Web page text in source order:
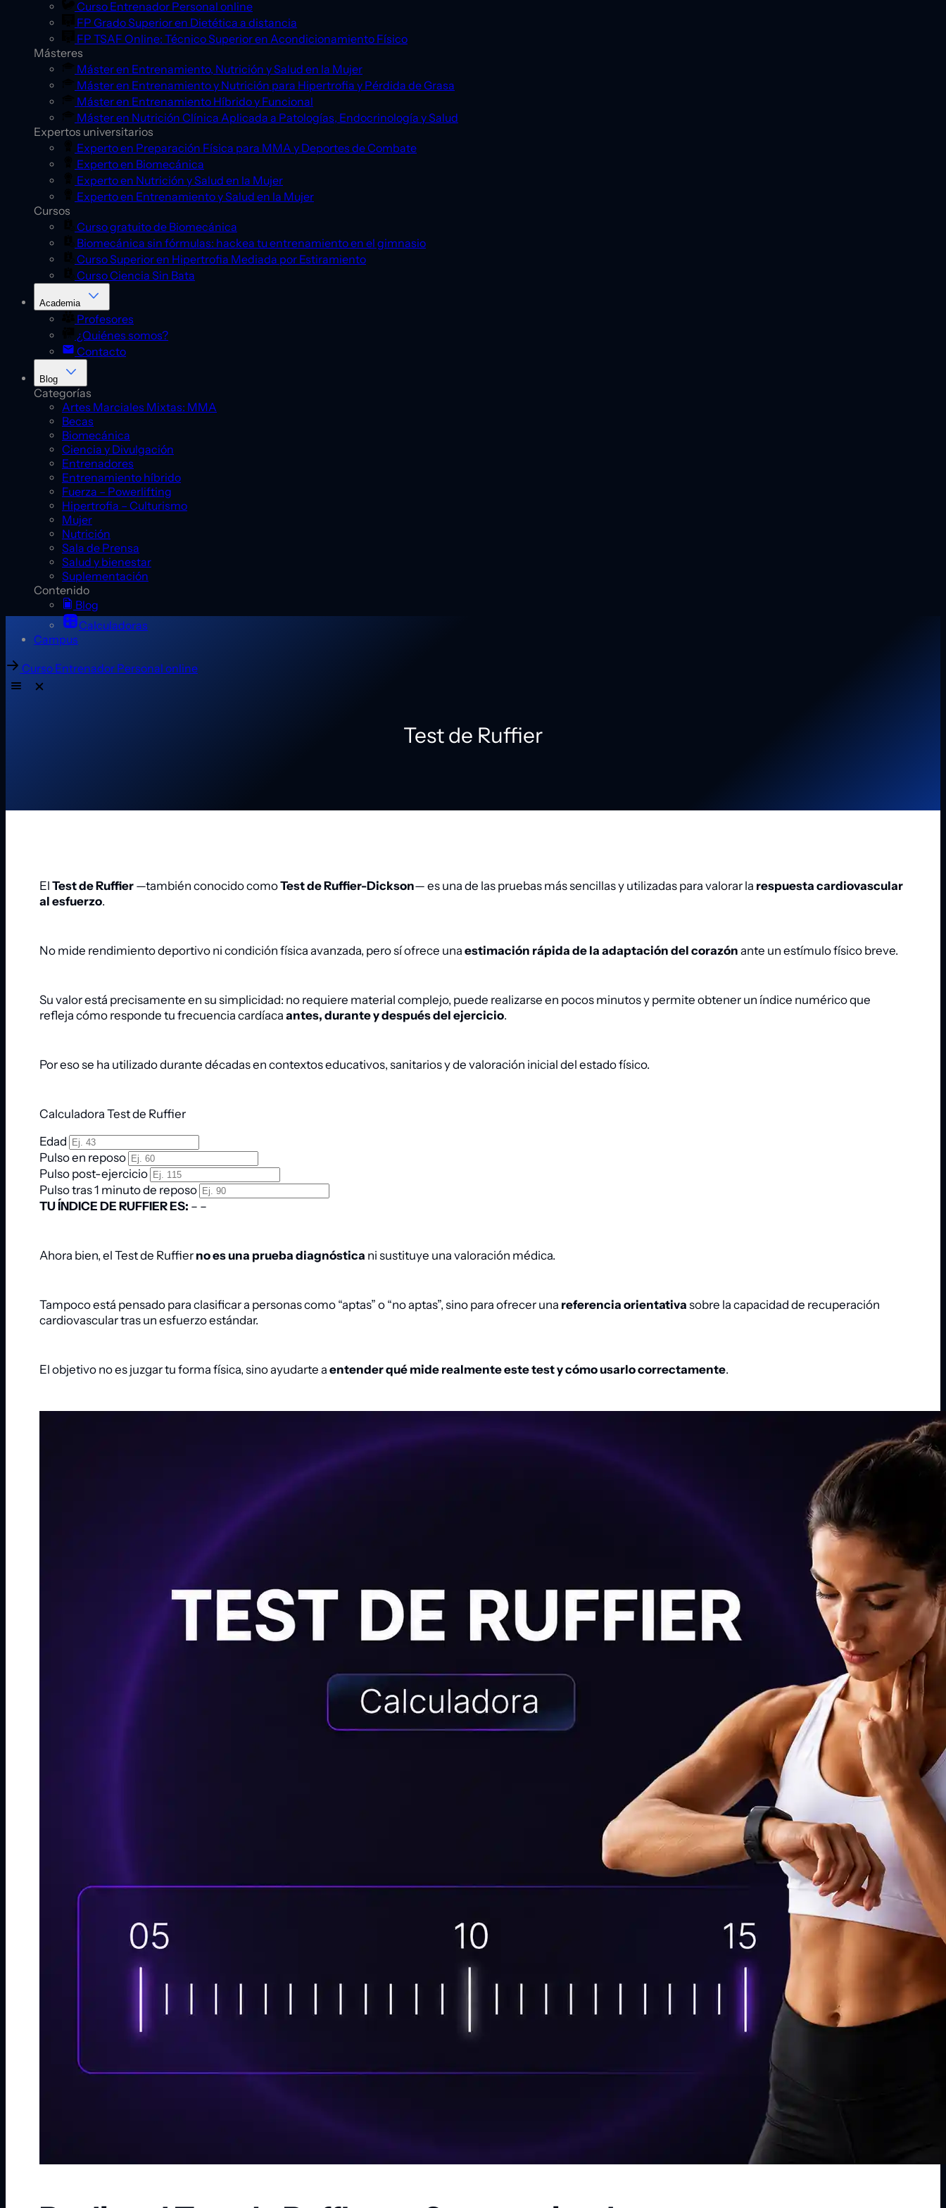
Curso Entrenador Personal online
FP Grado Superior en Dietética a distancia
FP TSAF Online: Técnico Superior en Acondicionamiento Físico
Másteres
Máster en Entrenamiento, Nutrición y Salud en la Mujer
Máster en Entrenamiento y Nutrición para Hipertrofia y Pérdida de Grasa
Máster en Entrenamiento Híbrido y Funcional
Máster en Nutrición Clínica Aplicada a Patologías, Endocrinología y Salud
Expertos universitarios
Experto en Preparación Física para MMA y Deportes de Combate
Experto en Biomecánica
Experto en Nutrición y Salud en la Mujer
Experto en Entrenamiento y Salud en la Mujer
Cursos
Curso gratuito de Biomecánica
Biomecánica sin fórmulas: hackea tu entrenamiento en el gimnasio
Curso Superior en Hipertrofia Mediada por Estiramiento
Curso Ciencia Sin Bata
Academia
Profesores
¿Quiénes somos?
Contacto
Blog
Categorías
Artes Marciales Mixtas: MMA
Becas
Biomecánica
Ciencia y Divulgación
Entrenadores
Entrenamiento híbrido
Fuerza – Powerlifting
Hipertrofia – Culturismo
Mujer
Nutrición
Sala de Prensa
Salud y bienestar
Suplementación
Contenido
Blog
Calculadoras
Campus
Curso Entrenador Personal online
Test de Ruffier
El Test de Ruffier —también conocido comoTest de Ruffier-Dickson— es una de las pruebas más sencillas y utilizadas para valorar la respuesta cardiovascular
al esfuerzo.
No mide rendimiento deportivo ni condición física avanzada, pero sí ofrece una estimación rápida de la adaptación del corazón ante un estímulo físico breve.
Su valor está precisamente en su simplicidad: no requiere material complejo, puede realizarse en pocos minutos y permite obtener un índice numérico que
refleja cómo responde tu frecuencia cardíaca antes, durante y después del ejercicio.
Por eso se ha utilizado durante décadas en contextos educativos, sanitarios y de valoración inicial del estado físico.
Calculadora Test de Ruffier
Edad
Pulso en reposo
Pulso post-ejercicio
Pulso tras 1 minuto de reposo
TU ÍNDICE DE RUFFIER ES: – –
Ahora bien, el Test de Ruffier no es una prueba diagnóstica ni sustituye una valoración médica.
Tampoco está pensado para clasificar a personas como “aptas” o “no aptas”, sino para ofrecer una referencia orientativa sobre la capacidad de recuperación
cardiovascular tras un esfuerzo estándar.
El objetivo no es juzgar tu forma física, sino ayudarte a entender qué mide realmente este test y cómo usarlo correctamente.